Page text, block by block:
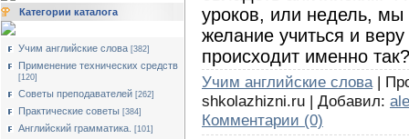
Категории каталога
Учим английские слова [382]
Применение технических средств
[120]
Советы преподавателей [262]
Практические советы [384]
Английский грамматика. [101]
уроков, или недель, мы
желание учиться и
происходит именно так?
Учим английские слова |
shkolazhizni.ru | Добавил:
Комментарии (0)